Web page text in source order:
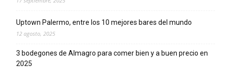
Uptown Palermo, entre los 10 mejores bares del mundo
12 agosto, 2025
3 bodegones de Almagro para comer bien y a buen precio en
2025